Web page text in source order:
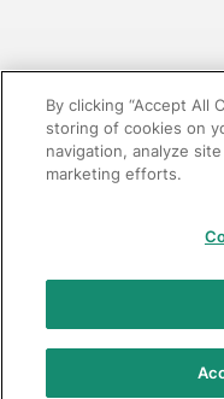
当サイトの利用条件
個
透明性に関する指針
By clicking “Accept All
storing of cookies on
navigation, analyze
marketing efforts.